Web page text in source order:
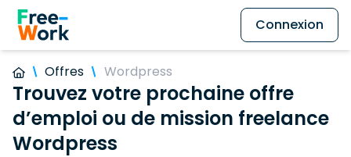
Connexion
Offres Wordpress
Trouvez votre prochaine offre
d’emploi ou de mission freelance
Wordpress